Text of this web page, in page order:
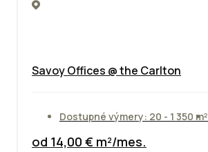
Savoy Offices @ the Carlton
Dostupné výmery: 20 - 1 350 m²
od 14,00 € m²/mes.